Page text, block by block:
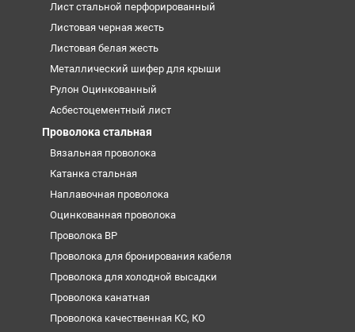
Лист стальной перфорированный
Листовая черная жесть
Листовая белая жесть
Металлический шифер для крыши
Рулон Оцинкованный
Асбестоцементный лист
Проволока стальная
Вязальная проволока
Катанка стальная
Наплавочная проволока
Оцинкованная проволока
Проволока ВР
Проволока для бронирования кабеля
Проволока для холодной высадки
Проволока канатная
Проволока качественная КС, КО